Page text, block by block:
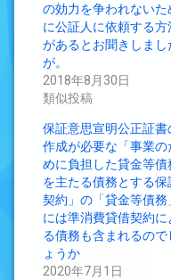
の効力を争われないた
に公証人に依頼する方
があるとお聞きしまし
が。
2018年8月30日
類似投稿
保証意思宣明公正証書
作成が必要な「事業の
めに負担した貸金等債
を主たる債務とする保
契約」の「貸金等債務
には準消費貸借契約に
る債務も含まれるので
ょうか
2020年7月1日